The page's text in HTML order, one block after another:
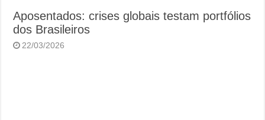
Aposentados: crises globais testam portfólios
dos Brasileiros
22/03/2026